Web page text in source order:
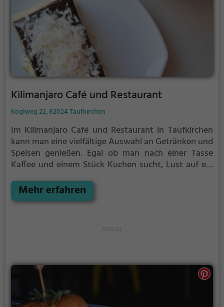
Kilimanjaro Café und Restaurant
Köglweg 22, 82024 Taufkirchen
Im Kilimanjaro Café und Restaurant in Taufkirchen
kann man eine vielfältige Auswahl an Getränken und
Speisen genießen. Egal ob man nach einer Tasse
Kaffee und einem Stück Kuchen sucht, Lust auf ein
leckeren Cocktails entspannen möchte - hier wird
man fündig. Die Speisekarte bietet zudem gesunde,
verzaubern.
Mehr erfahren